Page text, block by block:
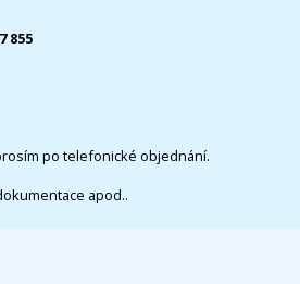
855
po telefonické objednání.
apod..